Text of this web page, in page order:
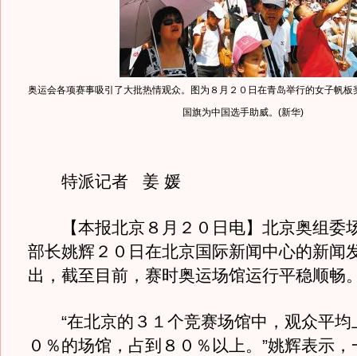
奥运会各项赛事吸引了大批热情观众。图为８月２０日在青岛举行的女子帆板
国旗为中国选手助威。(新华)
特派记者 姜 媛
【本报北京８月２０日电】北京奥组委
部长姚辉２０日在北京国际新闻中心的新闻
出，截至目前，赛时奥运场馆运行平稳顺畅
“在北京的３１个竞赛场馆中，观众平均
０％的场馆，占到８０％以上。”姚辉表示